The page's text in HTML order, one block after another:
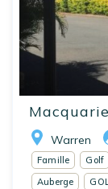
Warren
Famille Golf
Auberge